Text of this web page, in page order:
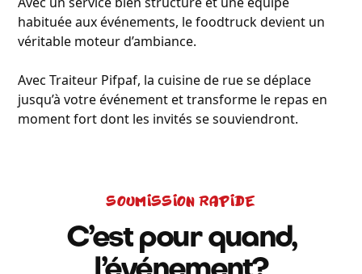
habituée aux événements, le foodtruck devient un
véritable moteur d’ambiance.
Avec Traiteur Pifpaf, la cuisine de rue se déplace
jusqu’à votre événement et transforme le repas en
moment fort dont les invités se souviendront.
SOUMISSION RAPIDE
C’est pour quand,